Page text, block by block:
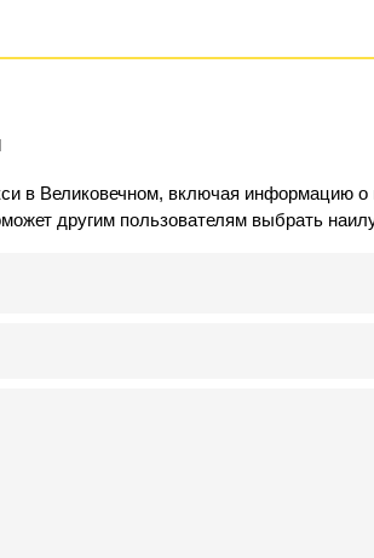
в Великовечном, включая информацию
другим пользователям выбрать